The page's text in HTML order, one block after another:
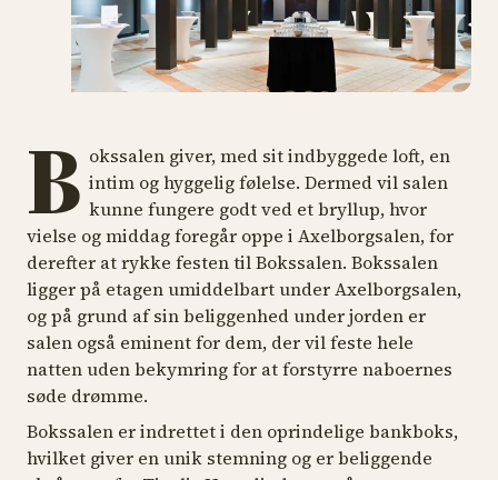
B okssalen giver, med sit indbyggede loft, en
intim og hyggelig følelse. Dermed vil salen
kunne fungere godt ved et bryllup, hvor
vielse og middag foregår oppe i Axelborgsalen, for
derefter at rykke festen til Bokssalen. Bokssalen
ligger på etagen umiddelbart under Axelborgsalen,
og på grund af sin beliggenhed under jorden er
salen også eminent for dem, der vil feste hele
natten uden bekymring for at forstyrre naboernes
søde drømme.
Bokssalen er indrettet i den oprindelige bankboks,
hvilket giver en unik stemning og er beliggende